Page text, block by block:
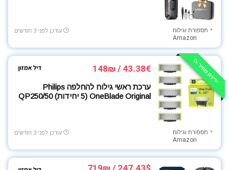
תספורת וגילוח
Amazon
עודכן לפני 3 חודשים
ירידת מחיר 📉 43.38€ / 148₪
ערכת ראשי גילוח להחלפה Philips
OneBlade Original (5 יחידות) QP250/50
תספורת וגילוח
Amazon
עודכן לפני 3 חודשים
247.43$ / 719₪